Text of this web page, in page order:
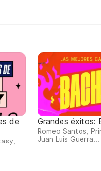
de
Grandes éxitos:
Romeo Santos,
Juan Luis Guerra...